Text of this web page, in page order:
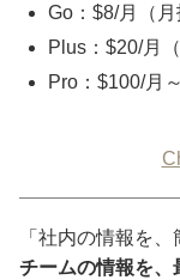
Go：$8/月（月
Plus：$20/月（
Pro：$100/月
「社内の情報を
チームの情報を、